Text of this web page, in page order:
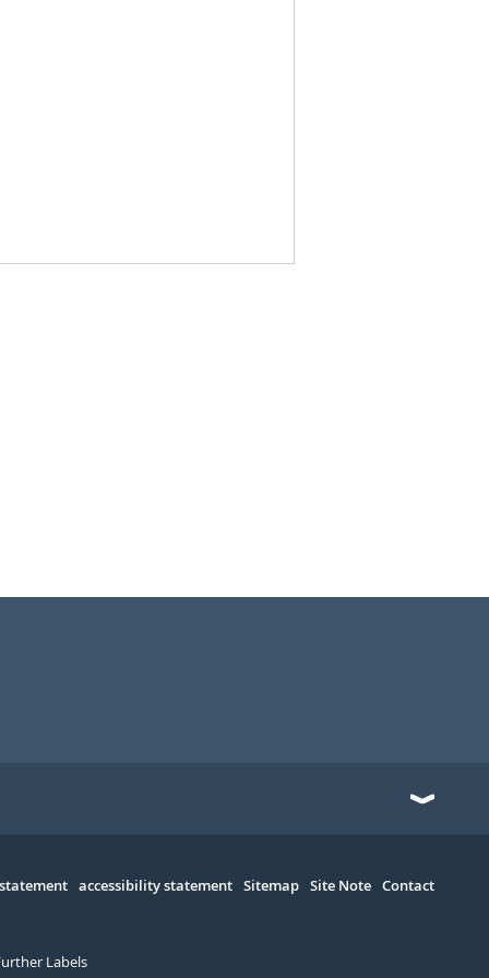
accessibility statement Sitemap Site Note Contact
Labels